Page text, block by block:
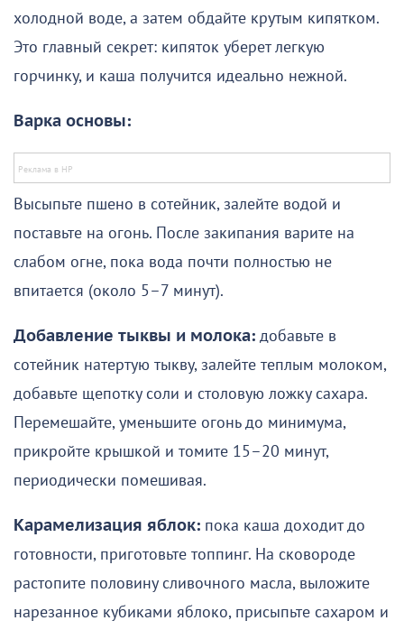
холодной воде, а затем обдайте крутым кипятком.
Это главный секрет: кипяток уберет легкую
горчинку, и каша получится идеально нежной.
Варка основы:
Высыпьте пшено в сотейник, залейте водой и
поставьте на огонь. После закипания варите на
слабом огне, пока вода почти полностью не
впитается (около 5–7 минут).
Добавление тыквы и молока: добавьте в
сотейник натертую тыкву, залейте теплым молоком,
добавьте щепотку соли и столовую ложку сахара.
Перемешайте, уменьшите огонь до минимума,
прикройте крышкой и томите 15–20 минут,
периодически помешивая.
Карамелизация яблок: пока каша доходит до
готовности, приготовьте топпинг. На сковороде
растопите половину сливочного масла, выложите
нарезанное кубиками яблоко, присыпьте сахаром и